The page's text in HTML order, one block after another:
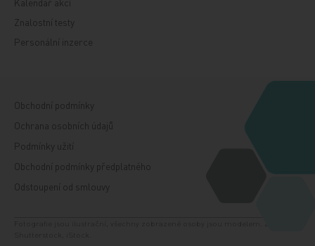
Znalostní testy
Personální inzerce
Obchodní podmínky
Ochrana osobních údajů
Podmínky užití
Obchodní podmínky předplatného
Odstoupení od smlouvy